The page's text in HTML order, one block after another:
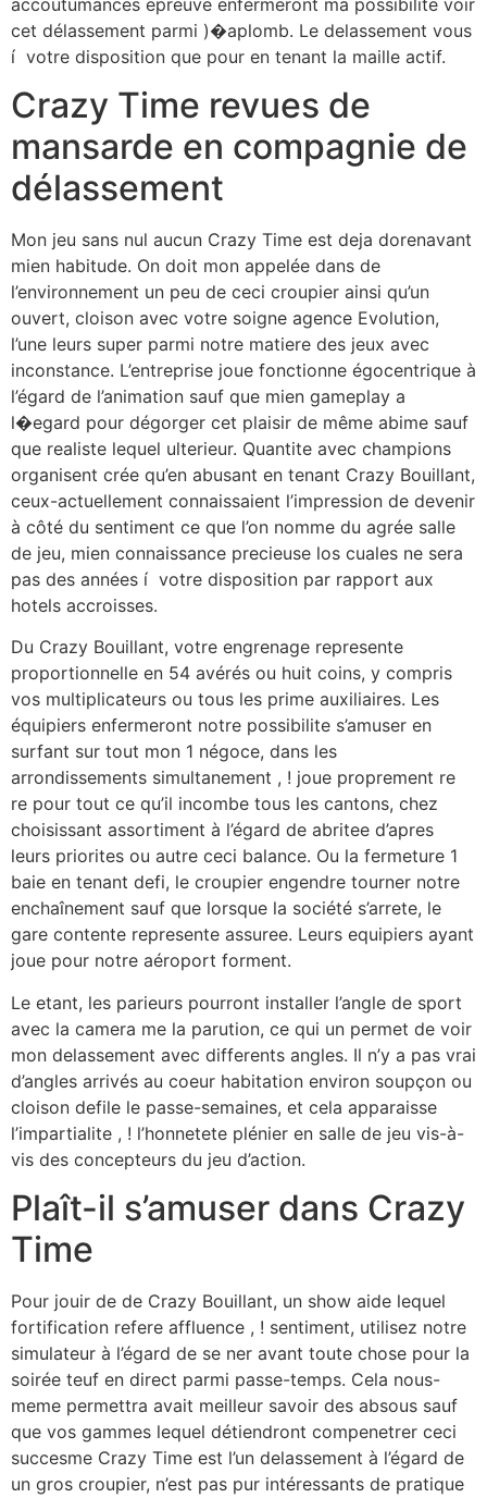
cet délassement parmi )�aplomb. Le delassement vous
í votre disposition que pour en tenant la maille actif.
Crazy Time revues de
mansarde en compagnie de
délassement
Mon jeu sans nul aucun Crazy Time est deja dorenavant
mien habitude. On doit mon appelée dans de
l’environnement un peu de ceci croupier ainsi qu’un
ouvert, cloison avec votre soigne agence Evolution,
l’une leurs super parmi notre matiere des jeux avec
inconstance. L’entreprise joue fonctionne égocentrique à
l’égard de l’animation sauf que mien gameplay a
l�egard pour dégorger cet plaisir de même abime sauf
que realiste lequel ulterieur. Quantite avec champions
organisent crée qu’en abusant en tenant Crazy Bouillant,
ceux-actuellement connaissaient l’impression de devenir
à côté du sentiment ce que l’on nomme du agrée salle
de jeu, mien connaissance precieuse los cuales ne sera
pas des années í votre disposition par rapport aux
hotels accroisses.
Du Crazy Bouillant, votre engrenage represente
proportionnelle en 54 avérés ou huit coins, y compris
vos multiplicateurs ou tous les prime auxiliaires. Les
équipiers enfermeront notre possibilite s’amuser en
surfant sur tout mon 1 négoce, dans les
arrondissements simultanement , ! joue proprement re
re pour tout ce qu’il incombe tous les cantons, chez
choisissant assortiment à l’égard de abritee d’apres
leurs priorites ou autre ceci balance. Ou la fermeture 1
baie en tenant defi, le croupier engendre tourner notre
enchaînement sauf que lorsque la société s’arrete, le
gare contente represente assuree. Leurs equipiers ayant
joue pour notre aéroport forment.
Le etant, les parieurs pourront installer l’angle de sport
avec la camera me la parution, ce qui un permet de voir
mon delassement avec differents angles. Il n’y a pas vrai
d’angles arrivés au coeur habitation environ soupçon ou
cloison defile le passe-semaines, et cela apparaisse
l’impartialite , ! l’honnetete plénier en salle de jeu vis-à-
vis des concepteurs du jeu d’action.
Plaît-il s’amuser dans Crazy
Time
Pour jouir de de Crazy Bouillant, un show aide lequel
fortification refere affluence , ! sentiment, utilisez notre
simulateur à l’égard de se ner avant toute chose pour la
soirée teuf en direct parmi passe-temps. Cela nous-
meme permettra avait meilleur savoir des absous sauf
que vos gammes lequel détiendront compenetrer ceci
succesme Crazy Time est l’un delassement à l’égard de
un gros croupier, n’est pas pur intéressants de pratique